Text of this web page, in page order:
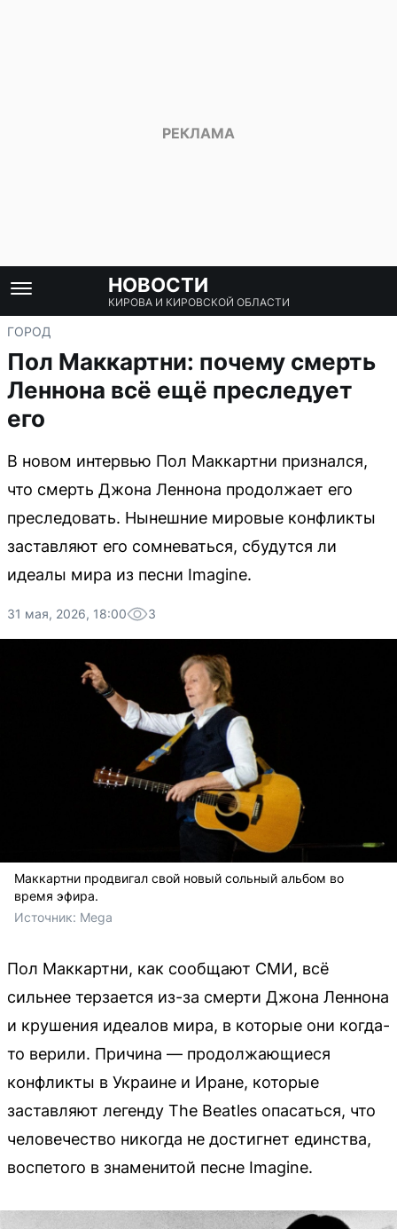
НОВОСТИ
КИРОВА И КИРОВСКОЙ ОБЛАСТИ
ГОРОД
Пол Маккартни: почему смерть
Леннона всё ещё преследует
его
В новом интервью Пол Маккартни признался,
что смерть Джона Леннона продолжает его
преследовать. Нынешние мировые конфликты
заставляют его сомневаться, сбудутся ли
идеалы мира из песни Imagine.
31 мая, 2026, 18:00 3
Маккартни продвигал свой новый сольный альбом во
время эфира.
Источник: Mega
Пол Маккартни, как сообщают СМИ, всё
сильнее терзается из-за смерти Джона Леннона
и крушения идеалов мира, в которые они когда-
то верили. Причина — продолжающиеся
конфликты в Украине и Иране, которые
заставляют легенду The Beatles опасаться, что
человечество никогда не достигнет единства,
воспетого в знаменитой песне Imagine.